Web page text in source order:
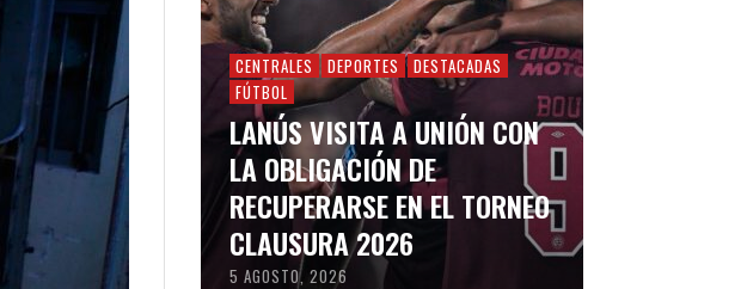
CENTRALES DEPORTES
DESTACADAS
FÚTBOL
LANÚS VISITA A UNIÓN CON
LA OBLIGACIÓN DE
RECUPERARSE EN EL TORNEO
CLAUSURA 2026
5 AGOSTO, 2026